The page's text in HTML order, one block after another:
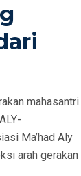
mahasantri.
Ma’had Aly
arah gerakan